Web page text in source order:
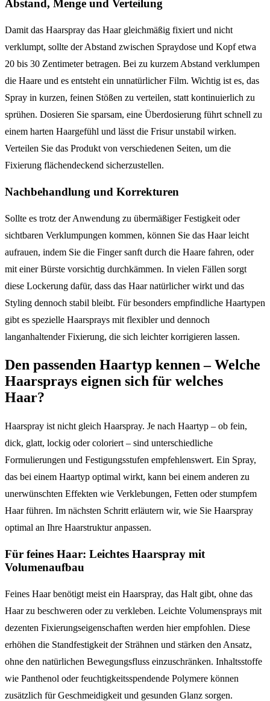
Abstand, Menge und Verteilung
Damit das Haarspray das Haar gleichmäßig fixiert und nicht
verklumpt, sollte der Abstand zwischen Spraydose und Kopf etwa
20 bis 30 Zentimeter betragen. Bei zu kurzem Abstand verklumpen
die Haare und es entsteht ein unnatürlicher Film. Wichtig ist es, das
Spray in kurzen, feinen Stößen zu verteilen, statt kontinuierlich zu
sprühen. Dosieren Sie sparsam, eine Überdosierung führt schnell zu
einem harten Haargefühl und lässt die Frisur unstabil wirken.
Verteilen Sie das Produkt von verschiedenen Seiten, um die
Fixierung flächendeckend sicherzustellen.
Nachbehandlung und Korrekturen
Sollte es trotz der Anwendung zu übermäßiger Festigkeit oder
sichtbaren Verklumpungen kommen, können Sie das Haar leicht
aufrauen, indem Sie die Finger sanft durch die Haare fahren, oder
mit einer Bürste vorsichtig durchkämmen. In vielen Fällen sorgt
diese Lockerung dafür, dass das Haar natürlicher wirkt und das
Styling dennoch stabil bleibt. Für besonders empfindliche Haartypen
gibt es spezielle Haarsprays mit flexibler und dennoch
langanhaltender Fixierung, die sich leichter korrigieren lassen.
Den passenden Haartyp kennen – Welche
Haarsprays eignen sich für welches
Haar?
Haarspray ist nicht gleich Haarspray. Je nach Haartyp – ob fein,
dick, glatt, lockig oder coloriert – sind unterschiedliche
Formulierungen und Festigungsstufen empfehlenswert. Ein Spray,
das bei einem Haartyp optimal wirkt, kann bei einem anderen zu
unerwünschten Effekten wie Verklebungen, Fetten oder stumpfem
Haar führen. Im nächsten Schritt erläutern wir, wie Sie Haarspray
optimal an Ihre Haarstruktur anpassen.
Für feines Haar: Leichtes Haarspray mit
Volumenaufbau
Feines Haar benötigt meist ein Haarspray, das Halt gibt, ohne das
Haar zu beschweren oder zu verkleben. Leichte Volumensprays mit
dezenten Fixierungseigenschaften werden hier empfohlen. Diese
erhöhen die Standfestigkeit der Strähnen und stärken den Ansatz,
ohne den natürlichen Bewegungsfluss einzuschränken. Inhaltsstoffe
wie Panthenol oder feuchtigkeitsspendende Polymere können
zusätzlich für Geschmeidigkeit und gesunden Glanz sorgen.